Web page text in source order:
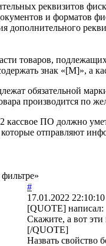
реквизитов
и форматов
дополнительного
товаров,
знак «[М]», а
обязательной
производится по
ПО должно
отправляют
#
17.01.2022 22:10:10
[QUOTE] написал:
Скажите, а вот
[/QUOTE]
Назвать свойство